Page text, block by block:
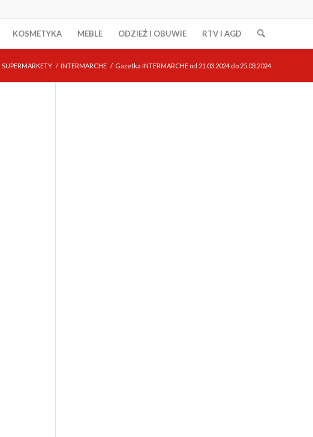
KOSMETYKA MEBLE ODZIEŻ I OBUWIE RTV I AGD
SUPERMARKETY / INTERMARCHE / Gazetka INTERMARCHE od 21.03.2024 do 25.03.2024